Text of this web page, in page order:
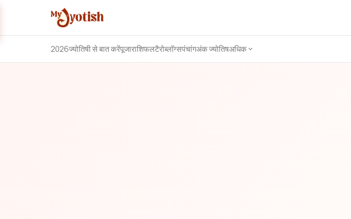
2026ज्योतिषी से बात करेंपूजाराशिफलटैरोब्लॉग्सपंचांगअंक ज्योतिषअधिक